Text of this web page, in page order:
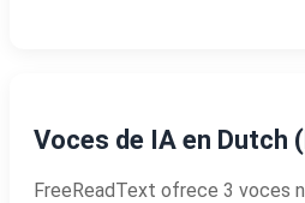
Voces de IA en Dutch
FreeReadText ofrece 3 voces